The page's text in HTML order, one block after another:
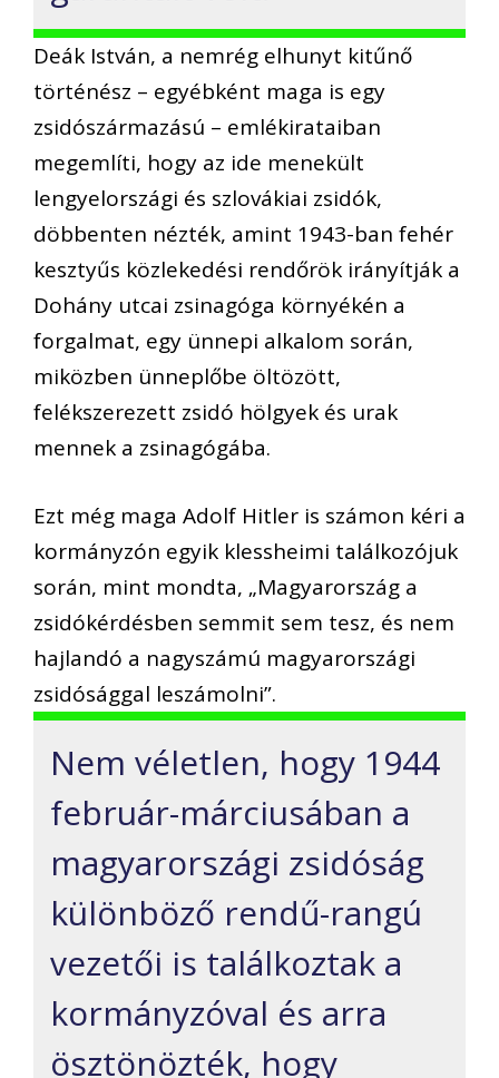
Deák István, a nemrég elhunyt kitűnő
történész – egyébként maga is egy
zsidószármazású – emlékirataiban
megemlíti, hogy az ide menekült
lengyelországi és szlovákiai zsidók,
döbbenten nézték, amint 1943-ban fehér
kesztyűs közlekedési rendőrök irányítják a
Dohány utcai zsinagóga környékén a
forgalmat, egy ünnepi alkalom során,
miközben ünneplőbe öltözött,
felékszerezett zsidó hölgyek és urak
mennek a zsinagógába.
Ezt még maga Adolf Hitler is számon kéri a
kormányzón egyik klessheimi találkozójuk
során, mint mondta, „Magyarország a
zsidókérdésben semmit sem tesz, és nem
hajlandó a nagyszámú magyarországi
zsidósággal leszámolni”.
Nem véletlen, hogy 1944
február-márciusában a
magyarországi zsidóság
különböző rendű-rangú
vezetői is találkoztak a
kormányzóval és arra
ösztönözték, hogy